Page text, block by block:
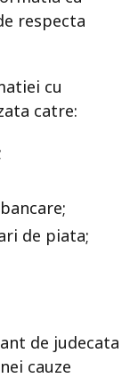
respecta
cu
catre:
de piata;
de judecata
cauze